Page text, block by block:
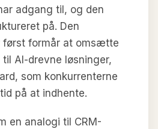
adgang til, og den
på. Den
først formår at omsætte
AI-drevne løsninger,
som konkurrenterne
på at indhente.
en analogi til CRM-